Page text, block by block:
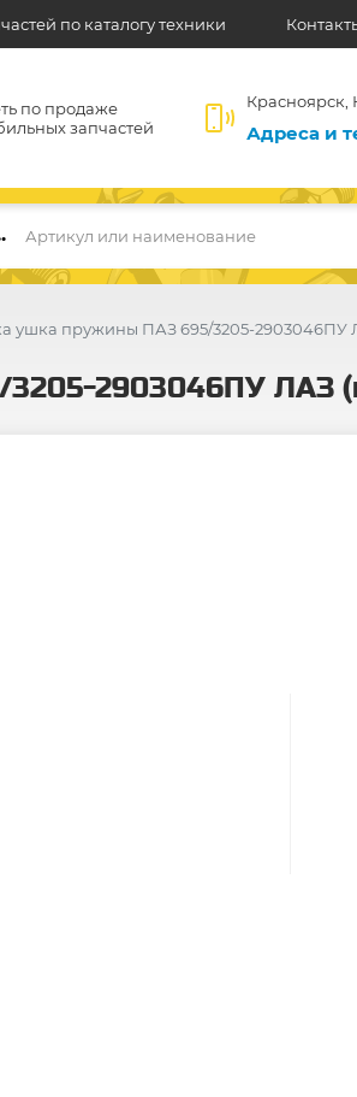
по каталогу техники
по продаже
запчастей
Красноярск,
Адреса и
Артикул или наименование
ушка пружины ПАЗ 695/3205-2903046ПУ
2903046ПУ ЛАЗ